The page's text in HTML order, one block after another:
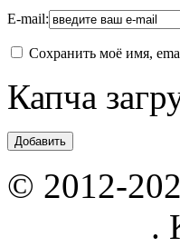
E-mail:
Сохранить моё имя,
Капча
© 2012-
.